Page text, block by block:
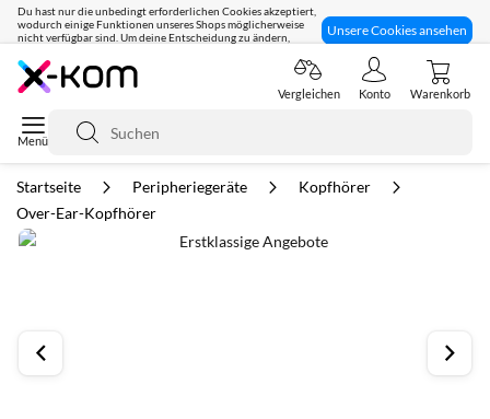
Du hast nur die unbedingt erforderlichen Cookies akzeptiert,
wodurch einige Funktionen unseres Shops möglicherweise
nicht verfügbar sind. Um deine Entscheidung zu ändern,
Unsere Cookies ansehen
Seit 8 Jahren für dich da!
Suche
Vergleichen Konto Warenkorb
Startseite Peripheriegeräte
Kopfhörer
Over-Ear-Kopfhörer